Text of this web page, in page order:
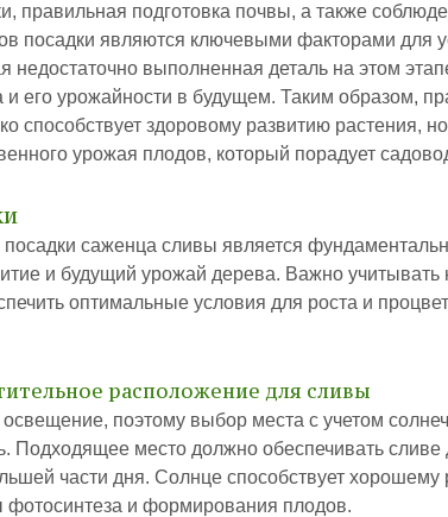
правильная подготовка почвы, а также
посадки являются ключевыми факторами для
недостаточно выполненная деталь на этом
и его урожайности в будущем. Таким образом,
способствует здоровому развитию растения,
урожая плодов, который порадует
саженца сливы является
и будущий урожай дерева. Важно учитывать
оптимальные условия для роста и
расположение для сливы
поэтому выбор места с учетом
Подходящее место должно обеспечивать сливе
части дня. Солнце способствует хорошему
фотосинтеза и формирования плодов.